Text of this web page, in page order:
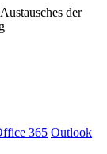
365 Outlook